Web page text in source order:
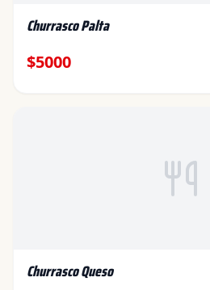
Churrasco Palta
$5000
Churrasco Queso